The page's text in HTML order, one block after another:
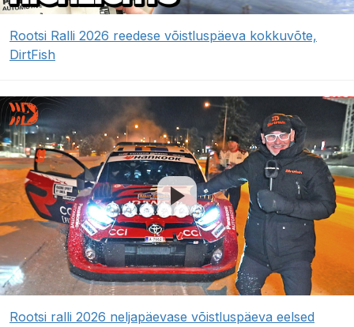
Rootsi Ralli 2026 reedese võistluspäeva kokkuvõte,
DirtFish
Rootsi ralli 2026 neljapäevase võistluspäeva eelsed